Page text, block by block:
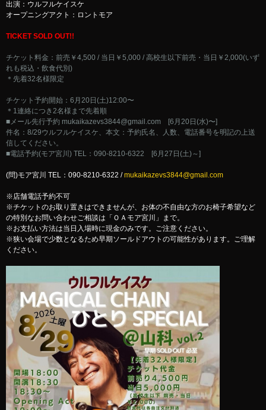
出演：ウルフルケイスケ
オープニングアクト：ロントモア
TICKET SOLD OUT!!
チケット料金：前売￥4,500 / 当日￥5,000 / 高校生以下前売・当日￥2,000(いず
れも税込・飲食代別)
＊先着32名様限定
チケット予約開始：6月20日(土)12:00〜
＊1連絡につき2名様まで先着順
■メール先行予約 mukaikazevs3844@gmail.com [6月20日(水)〜]
件名：8/29ウルフルケイスケ、本文：予約氏名、人数、電話番号を明記の上送
信してください。
■電話予約(モア宮川) TEL：090-8210-6322 [6月27日(土)～]
(問)モア宮川 TEL：090-8210-6322 /mukaikazevs3844@gmail.com
※店舗電話予約不可
※チケットのお取り置きはできませんが、お体の不自由な方のお椅子希望など
の特別なお問い合わせご相談は「ＯＡモア宮川」まで。
※お支払い方法は当日入場時に現金のみです。ご注意ください。
※狭い会場で少数となるため早期ソールドアウトの可能性があります。ご理解
ください。